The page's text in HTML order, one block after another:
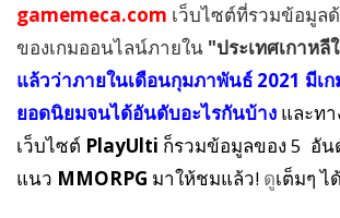
gamemeca.com เว็บไซต์ที่รวมข้อมูล
ของเกมออนไลน์ภายใน "ประเทศเกาหลี
แล้วว่าภายในเดือนกุมภาพันธ์ 2021 มีเ
ยอดนิยมจนได้อันดับอะไรกันบ้าง และทา
เว็บไซต์ PlayUlti ก็รวมข้อมูลของ 5 อัน
แนว MMORPG มาให้ชมแล้ว! ดูเต็มๆ